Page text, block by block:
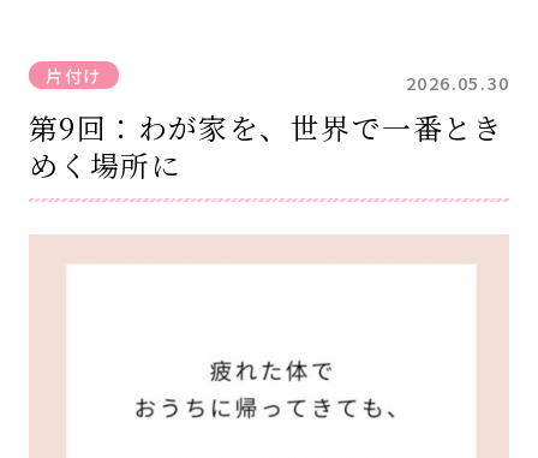
片付け 2026.05.30
第9回：わが家を、世界で一番とき
めく場所に